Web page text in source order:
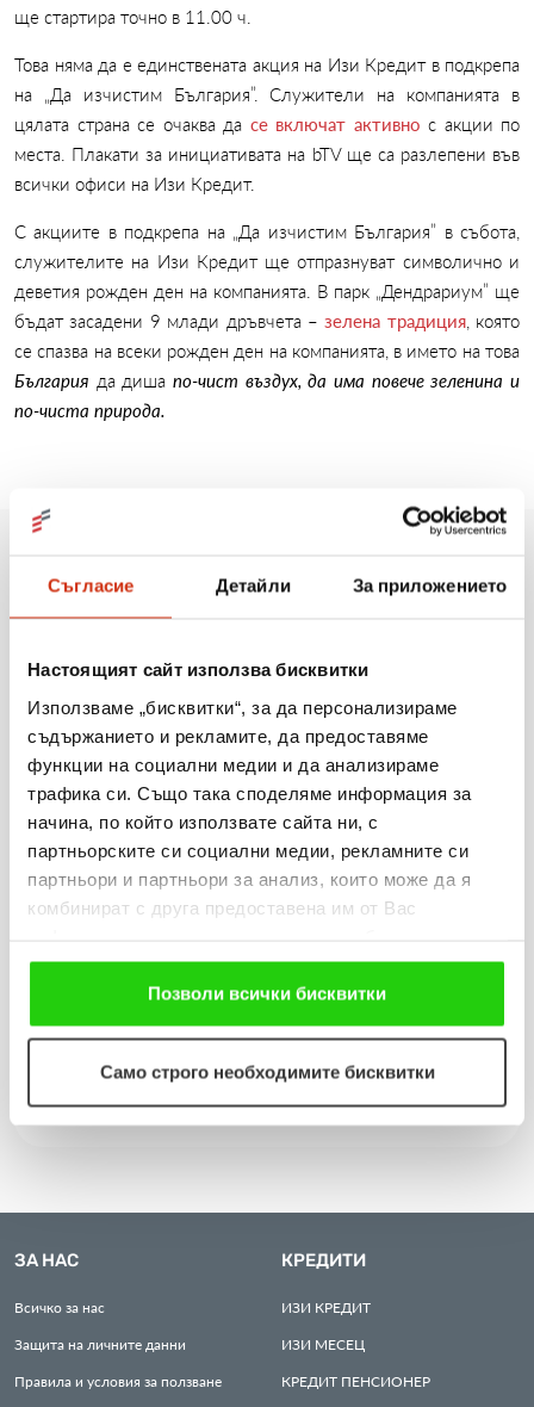
Съгласие Детайли За приложението
Настоящият сайт използва бисквитки
Използваме „бисквитки“, за да персонализираме
съдържанието и рекламите, да предоставяме
функции на социални медии и да анализираме
трафика си. Също така споделяме информация за
начина, по който използвате сайта ни, с
партньорските си социални медии, рекламните си
партньори и партньори за анализ, които може да я
комбинират с друга предоставена им от Вас
ползването от Ваша страна на услугите им. Ако
продължавате да използвате нашия уебсайт, Вие се
съгласявате с нашите "бисквитки".
Позволи всички бисквитки
Само строго необходимите бисквитки
ще стартира точно в 11.00 ч.
Това няма да е единствената акция на Изи Кредит в подкрепа
на „Да изчистим България”. Служители на компанията в
цялата страна се очаква да се включат активно с акции по
места. Плакати за инициативата на bTV ще са разлепени във
всички офиси на Изи Кредит.
С акциите в подкрепа на „Да изчистим България” в събота,
служителите на Изи Кредит ще отпразнуват символично и
деветия рожден ден на компанията. В парк „Дендрариум” ще
бъдат засадени 9 млади дръвчета –зелена традиция, която
се спазва на всеки рожден ден на компанията, в името на това
България да диша по-чист въздух, да има повече зеленина и
по-чиста природа.
Още новини
Когато мечтите оживяват: 206 детски рисунки, 3
сбъднати желания и 203 изненади
Виж повече
„Мобилен кабинет за репродуктивно здраве“
посети три населени места в община Разград
Виж повече
ЗА НАС
Всичко за нас
Защита на личните данни
Правила и условия за ползване
КРЕДИТИ
ИЗИ КРЕДИТ
ИЗИ МЕСЕЦ
КРЕДИТ ПЕНСИОНЕР